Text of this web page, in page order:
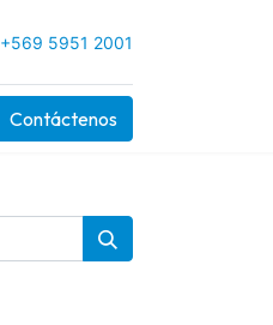
+569 5951 2001
Contáctenos